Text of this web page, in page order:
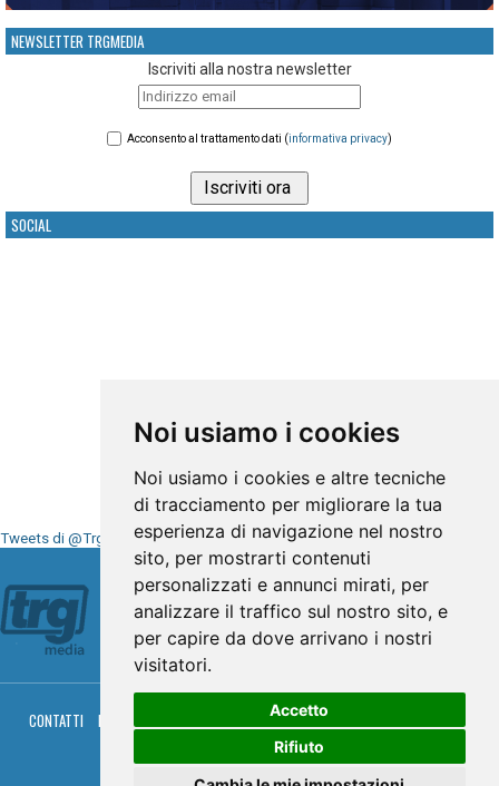
Noi usiamo i cookies
Noi usiamo i cookies e altre tecniche
di tracciamento per migliorare la tua
esperienza di navigazione nel nostro
sito, per mostrarti contenuti
personalizzati e annunci mirati, per
analizzare il traffico sul nostro sito, e
per capire da dove arrivano i nostri
visitatori.
Accetto
Rifiuto
NEWSLETTER TRGMEDIA
Iscriviti alla nostra newsletter
Acconsento al trattamento dati (informativa privacy)
SOCIAL
Tweets di @TrgMedia
Seguici su
CONTATTI PRIVACY PALINSESTO DIRETTA TV
RGM HITRADIO